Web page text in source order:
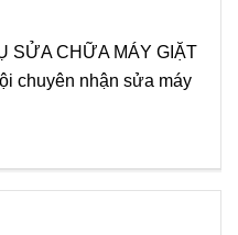
SỬA CHỮA MÁY GIẶT
chuyên nhận sửa máy